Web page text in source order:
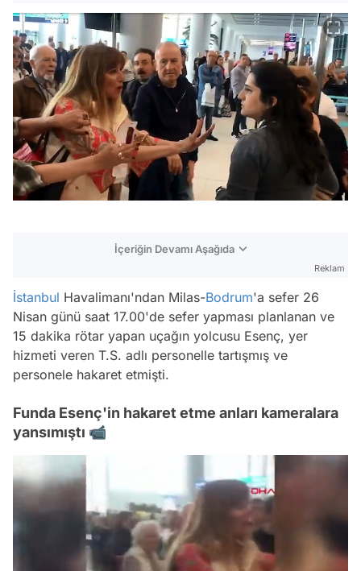
İçeriğin Devamı Aşağıda
Reklam
İstanbul Havalimanı'ndan Milas-Bodrum'a sefer 26
Nisan günü saat 17.00'de sefer yapması planlanan ve
15 dakika rötar yapan uçağın yolcusu Esenç, yer
hizmeti veren T.S. adlı personelle tartışmış ve
personele hakaret etmişti.
Funda Esenç'in hakaret etme anları kameralara
yansımıştı 📹